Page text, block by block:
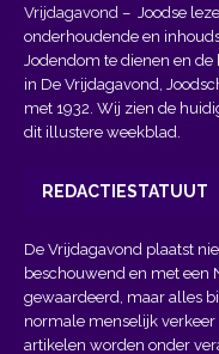
Vrijdagavond – Joodse
onderhoudende en
Jodendom te dienen en
in De Vrijdagavond,
met 1932. Wij zien de
dit illustere weekblad.
REDACTIESTATUUT
De Vrijdagavond plaatst
beschouwend en met een
gewaardeerd, maar alles
normale menselijk
artikelen worden onder